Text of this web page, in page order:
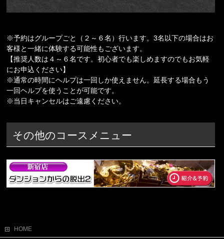
※予約はグループごと（２～６名）行います。3名以下の場合はお
客様と一緒に体験する可能性もございます。
【推奨人数は４～６名です。初心者でも楽しめますのでもお気軽
にお申込ください】
※通常の時間にヘルプは一回しか使えません。延長する場合もう
一回ヘルプを使うことが可能です。
※当日キャンセルはご遠慮ください。
その他のコースメニュー
HOME